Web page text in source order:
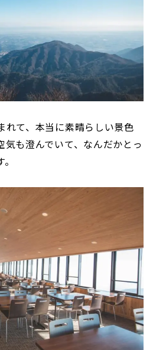
れて、本当に素晴らしい景色
も澄んでいて、なんだかとっ